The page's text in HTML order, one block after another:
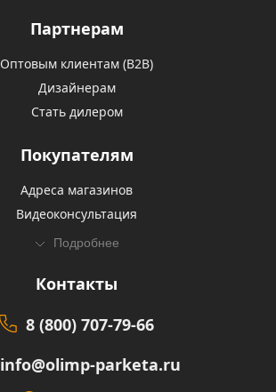
Партнерам
Оптовым клиентам (В2В)
Дизайнерам
Стать дилером
Покупателям
Адреса магазинов
Видеоконсультация
Подробнее
Контакты
8 (800) 707-79-66
info@olimp-parketa.ru